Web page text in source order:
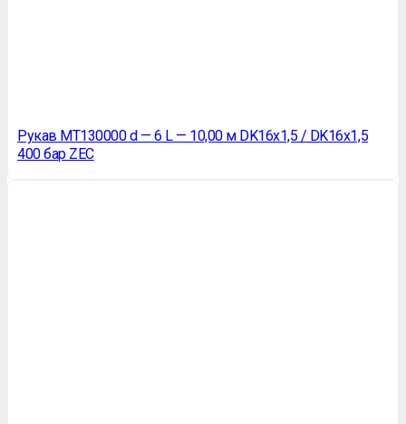
Рукав МТ130000 d — 6 L — 10,00 м DK16х1,5 / DK16х1,5
400 бар ZEC